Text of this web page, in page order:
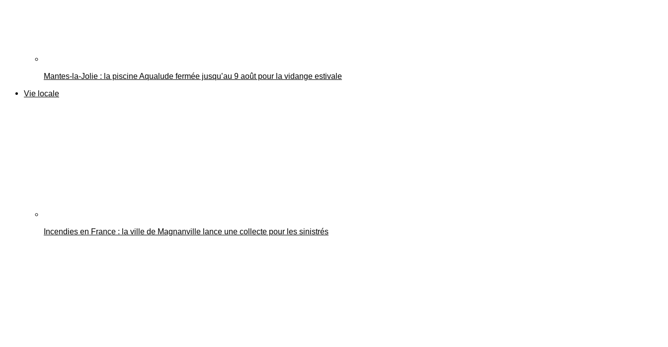
Mantes-la-Jolie : la piscine Aqualude fermée jusqu’au 9 août pour la vidange estivale
Vie locale
Incendies en France : la ville de Magnanville lance une collecte pour les sinistrés